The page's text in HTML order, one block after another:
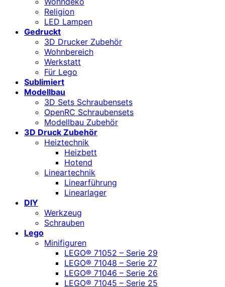
Religion
LED Lampen
Gedruckt
3D Drucker Zubehör
Wohnbereich
Werkstatt
Für Lego
Sublimiert
Modellbau
3D Sets Schraubensets
OpenRC Schraubensets
Modellbau Zubehör
3D Druck Zubehör
Heiztechnik
Heizbett
Hotend
Lineartechnik
Linearführung
Linearlager
DIY
Werkzeug
Schrauben
Lego
Minifiguren
LEGO® 71052 – Serie 29
LEGO® 71048 – Serie 27
LEGO® 71046 – Serie 26
LEGO® 71045 – Serie 25